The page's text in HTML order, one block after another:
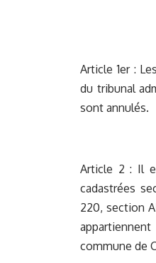
Article 1er :
du tribunal
sont annulés.
Article 2 : Il
cadastrées
220, section
commune de